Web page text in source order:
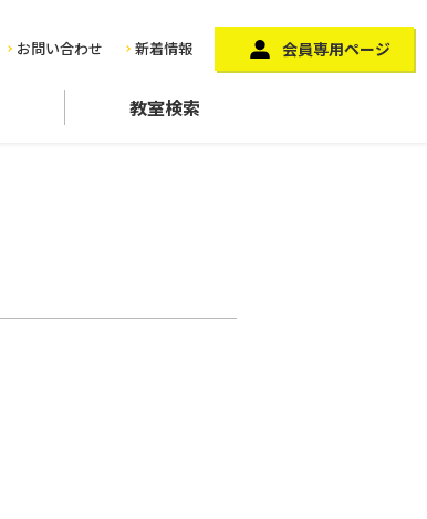
お問い合わせ 新着情報 会員専用ページ
教室検索